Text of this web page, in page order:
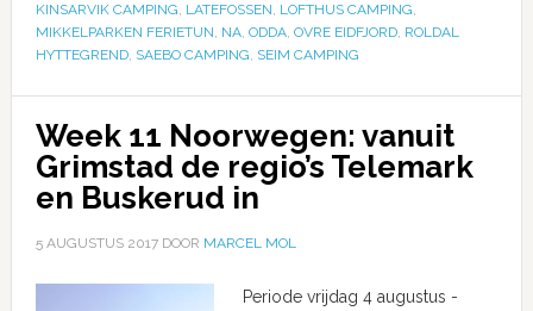
KINSARVIK CAMPING, LATEFOSSEN, LOFTHUS CAMPING,
MIKKELPARKEN FERIETUN, NA, ODDA, OVRE EIDFJORD, ROLDAL
HYTTEGREND, SAEBO CAMPING, SEIM CAMPING
Week 11 Noorwegen: vanuit
Grimstad de regio’s Telemark
en Buskerud in
5 AUGUSTUS 2017DOOR MARCEL MOL
Periode vrijdag 4 augustus -